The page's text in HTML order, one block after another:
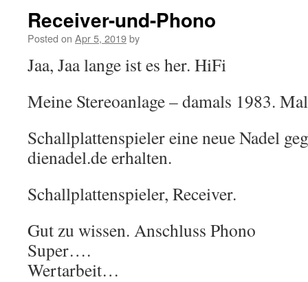
Receiver-und-Phono
Posted on Apr 5, 2019by
Jaa, Jaa lange ist es her. HiFi
Meine Stereoanlage – damals 1983.
Schallplattenspieler eine neue Nadel
dienadel.de erhalten.
Schallplattenspieler, Receiver.
Gut zu wissen. Anschluss Phono
Super….
Wertarbeit…